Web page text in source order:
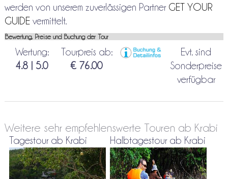
werden von unserem zuverlässigen Partner GET YOUR
GUIDEvermittelt.
Bewertung, Preise und Buchung der Tour
Wertung:
4.8 | 5.0
Tourpreis ab:
€ 76.00
Evt. sind
Sonderpreise
verfügbar
Weitere sehr empfehlenswerte Touren ab Krabi
Tagestour ab Krabi Halbtagestour ab Krabi